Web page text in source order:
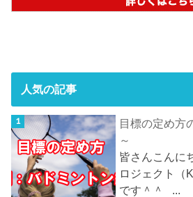
人気の記事
目標の定め方
～
皆さんこんに
ロジェクト（
です＾＾ ...